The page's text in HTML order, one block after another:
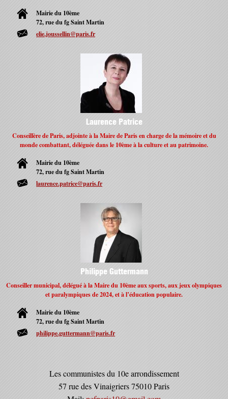
Mairie du 10ème
72, rue du fg Saint Martin
elie.joussellin@paris.fr
Laurence Patrice
Conseillère de Paris, adjointe à la Maire de Paris en charge de la mémoire et du
monde combattant, déléguée dans le 10ème à la culture et au patrimoine.
Mairie du 10ème
72, rue du fg Saint Martin
laurence.patrice@paris.fr
Philippe Guttermann
Conseiller municipal, délégué à la Maire du 10ème aux sports, aux jeux olympiques
et paralympiques de 2024, et à l’éducation populaire.
Mairie du 10ème
72, rue du fg Saint Martin
philippe.guttermann@paris.fr
Les communistes du 10e arrondissement
57 rue des Vinaigriers 75010 Paris